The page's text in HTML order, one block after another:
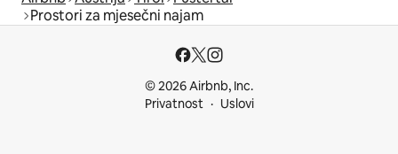
Prostori za mjesečni najam
© 2026 Airbnb, Inc.
Privatnost
Uslovi